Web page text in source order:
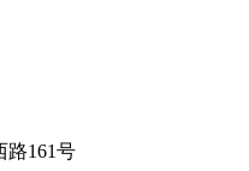
路161号